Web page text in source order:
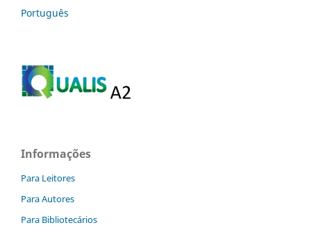
Português
Informações
Para Leitores
Para Autores
Para Bibliotecários